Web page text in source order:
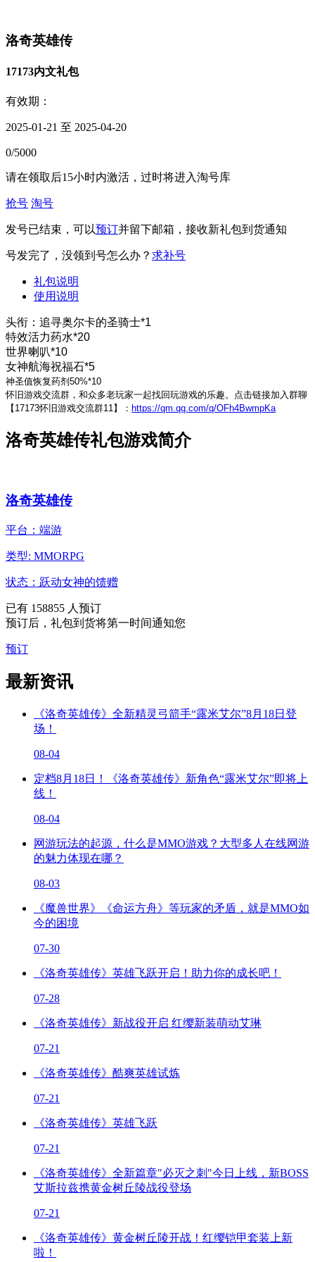
洛奇英雄传
17173内文礼包
有效期：
2025-01-21 至 2025-04-20
0/5000
请在领取后15小时内激活，过时将进入淘号库
抢号 淘号
发号已结束，可以预订并留下邮箱，接收新礼包到货通知
号发完了，没领到号怎么办？ 求补号
礼包说明
使用说明
头衔：追寻奥尔卡的圣骑士*1
特效活力药水*20
世界喇叭*10
女神航海祝福石*5
神圣值恢复药剂50%*10
怀旧游戏交流群，和众多老玩家一起找回玩游戏的乐趣。点击链接加入群聊
【17173怀旧游戏交流群11】： https://qm.qq.com/q/OFh4BwmpKa
洛奇英雄传礼包游戏简介
洛奇英雄传
平台：端游
类型: MMORPG
状态：跃动女神的馈赠
已有 158855 人预订
预订后，礼包到货将第一时间通知您
预订
最新资讯
《洛奇英雄传》全新精灵弓箭手“露米艾尔”8月18日登
场！
08-04
定档8月18日！《洛奇英雄传》新角色“露米艾尔”即将上
线！
08-04
网游玩法的起源，什么是MMO游戏？大型多人在线网游
的魅力体现在哪？
08-03
《魔兽世界》《命运方舟》等玩家的矛盾，就是MMO如
今的困境
07-30
《洛奇英雄传》英雄飞跃开启！助力你的成长吧！
07-28
《洛奇英雄传》新战役开启 红缨新装萌动艾琳
07-21
《洛奇英雄传》酷爽英雄试炼
07-21
《洛奇英雄传》英雄飞跃
07-21
《洛奇英雄传》全新篇章"必灭之刺"今日上线，新BOSS
艾斯拉兹携黄金树丘陵战役登场
07-21
《洛奇英雄传》黄金树丘陵开战！红缨铠甲套装上新
啦！